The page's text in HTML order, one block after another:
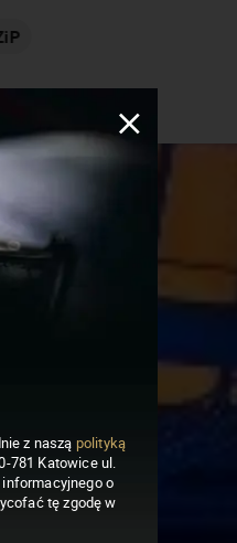
z naszą polityką
781 Katowice ul.
o
tę zgodę w